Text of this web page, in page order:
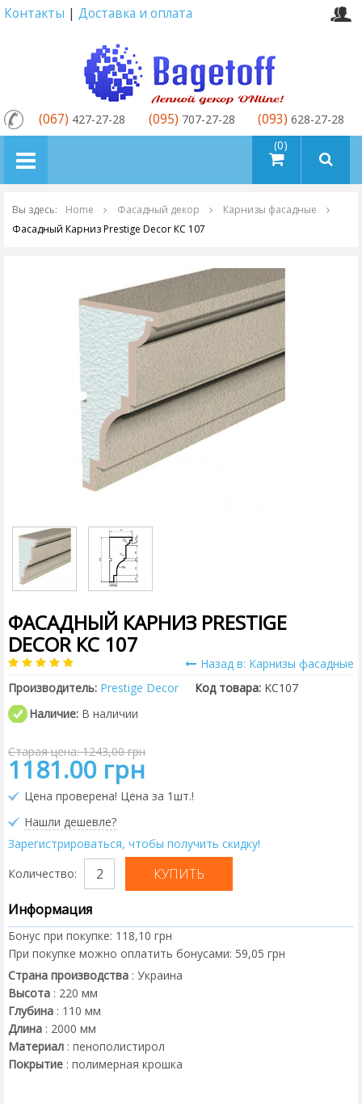
Контакты | Доставка и оплата
товаров (0)
(067) 427-27-28 (095) 707-27-28 (093) 628-27-28
Вы здесь: Home Фасадный декор
Карнизы фасадные
Фасадный Карниз Prestige Decor КС 107
ФАСАДНЫЙ КАРНИЗ PRESTIGE
DECOR КС 107
Назад в: Карнизы фасадные
Производитель: Prestige Decor Код товара: KC107
Наличие: В наличии
Старая цена: 1243,00 грн
1181.00 грн
Цена проверена! Цена за 1шт.!
Нашли дешевле?
Зарегистрироваться, чтобы получить скидку!
Количество:
Информация
Бонус при покупке: 118,10 грн
При покупке можно оплатить бонусами: 59,05 грн
Страна производства : Украина
Высота : 220 мм
Глубина : 110 мм
Длина : 2000 мм
Материал : пенополистирол
Покрытие : полимерная крошка